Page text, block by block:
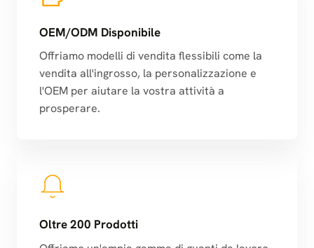
OEM/ODM Disponibile
Offriamo modelli di vendita flessibili come la
vendita all'ingrosso, la personalizzazione e
l'OEM per aiutare la vostra attività a
prosperare.
Oltre 200 Prodotti